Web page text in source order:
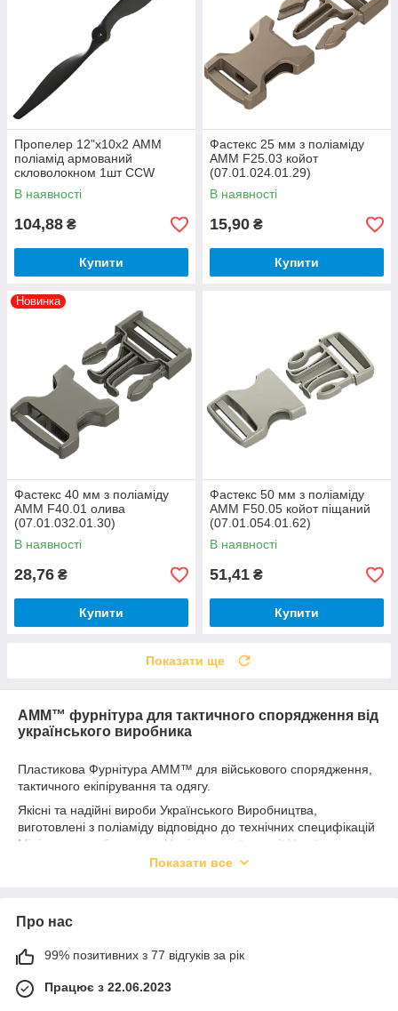
Пропелер 12"х10х2 АММ
поліамід армований
скловолокном 1шт CСW
В наявності
104,88 ₴
Купити
Фастекс 25 мм з поліаміду
AMM F25.03 койот
(07.01.024.01.29)
В наявності
15,90 ₴
Купити
Новинка
Фастекс 40 мм з поліаміду
AMM F40.01 олива
(07.01.032.01.30)
В наявності
28,76 ₴
Купити
Фастекс 50 мм з поліаміду
AMM F50.05 койот піщаний
(07.01.054.01.62)
В наявності
51,41 ₴
Купити
Показати ще
AMM™ фурнітура для тактичного спорядження від
українського виробника
Пластикова Фурнітура AMM™ для військового спорядження,
тактичного екіпірування та одягу.
Якісні та надійні вироби Українського Виробництва,
виготовлені з поліаміду відповідно до технічних специфікацій
Міністерства оборони та Національної гвардії України.
Усі моделі мають індивідуальний, розроблений
проходять відповідні випробування.
·Пряжка типу Фастекс 25 / 40 / 50 мм
·Пряжка регулятор 25 мм
Показати все
Про нас
99% позитивних з 77 відгуків за рік
Працює з 22.06.2023